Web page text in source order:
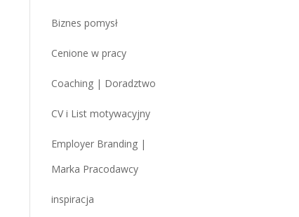
Biznes pomysł
Cenione w pracy
Coaching | Doradztwo
CV i List motywacyjny
Employer Branding |
Marka Pracodawcy
inspiracja